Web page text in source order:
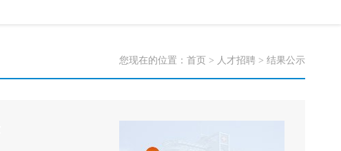
您现在的位置： 首页 > 人才招聘 > 结果公示